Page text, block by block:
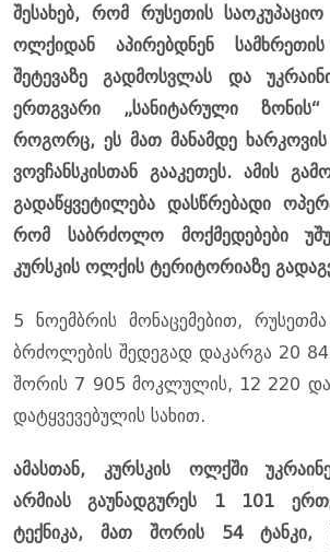
შესახებ, რომ რუსეთის
ოლქიდან აპირებდნენ
შეტევაზე გადმოსვლას და
ერთგვარი „სანიტარული ზონის“
როგორც, ეს მათ მანამდე
ვოვჩანსკისთან გააკეთეს. ამის
გადაწყვეტილება დასწრებადი
რომ საბრძოლო მოქმედებები
კურსკის ოლქის ტერიტორიაზე
5 ნოემბრის მონაცემებით,
ბრძოლების შედეგად დაკარგა 20
შორის 7 905 მოკლულის, 12 220
დატყვევებულის სახით.
ამასთან, კურსკის ოლქში
არმიას გაუნადგურეს 1 101
ტექნიკა, მათ შორის 54